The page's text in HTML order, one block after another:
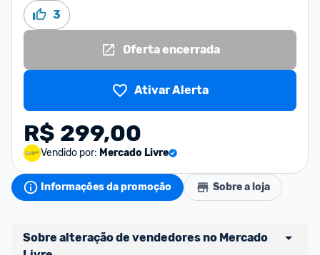
3
Oferta encerrada
Ativar Alerta
R$ 299,00
Vendido por: Mercado Livre
Informações da promoção Sobre a loja
Sobre alteração de vendedores no Mercado